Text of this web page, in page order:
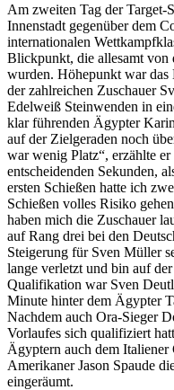
Am zweiten Tag der Target-
Innenstadt gegenüber dem
internationalen
Blickpunkt, die allesamt von
wurden. Höhepunkt war das
der zahlreichen Zuschauer
Edelweiß Steinwenden in
klar führenden Ägypter
auf der Zielgeraden noch
war wenig Platz“, erzählte
entscheidenden Sekunden,
ersten Schießen hatte ich
Schießen volles Risiko
haben mich die Zuschauer
auf Rang drei bei den
Steigerung für Sven Müller
lange verletzt und bin auf
Qualifikation war Sven
Minute hinter dem Ägypter
Nachdem auch Ora-Sieger
Vorlaufes sich qualifiziert
Ägyptern auch dem
Amerikaner Jason Spaude
eingeräumt.